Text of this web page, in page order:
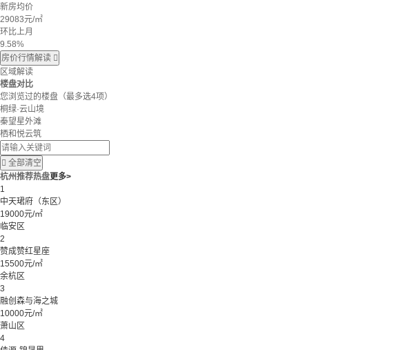
新房均价
29083元/㎡
环比上月
9.58%
房价行情解读 
区域解读
楼盘对比
您浏览过的楼盘 （最多选4项）
桐绿·云山境
秦望星外滩
栖和悦云筑
 全部清空
杭州推荐热盘更多>
1
中天珺府（东区）
19000元/㎡
临安区
2
赞成赞红星座
15500元/㎡
余杭区
3
融创森与海之城
10000元/㎡
萧山区
4